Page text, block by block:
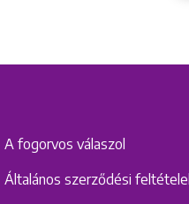
A fogorvos válaszol
Általános szerződési